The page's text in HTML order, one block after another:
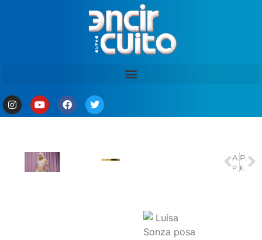
ANTERIOR
Petrobras reavalia funcionamento do Projeto Rota 3 em Itaboraí
PRÓXIMO